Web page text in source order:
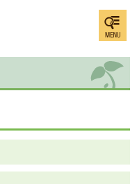
共通メ
ニュー